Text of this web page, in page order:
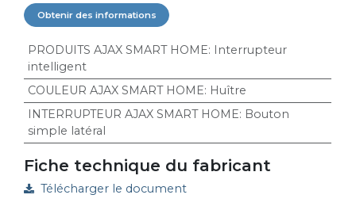
Obtenir des informations
PRODUITS AJAX SMART HOME:
Interrupteur
intelligent
COULEUR AJAX SMART HOME: Huître
INTERRUPTEUR AJAX SMART HOME: Bouton
simple latéral
Fiche technique du fabricant
Télécharger le document